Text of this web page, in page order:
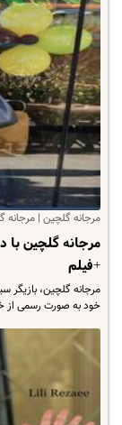
مرجانه گلچین | مرجانه
مرجانه گلچین با
+فیلم
مرجانه گلچین، بازیگر
خود به صورت رسمی از